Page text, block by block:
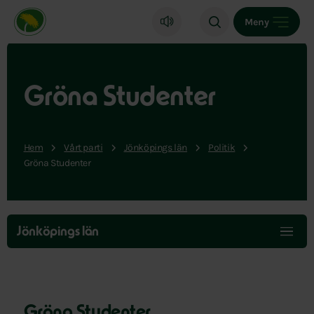
Miljöpartiet de gröna, startsida
Meny
Gröna Studenter
Hem Vårt parti Jönköpings län
Politik
Gröna Studenter
Hoppa
över
menyn
Jönköpings län